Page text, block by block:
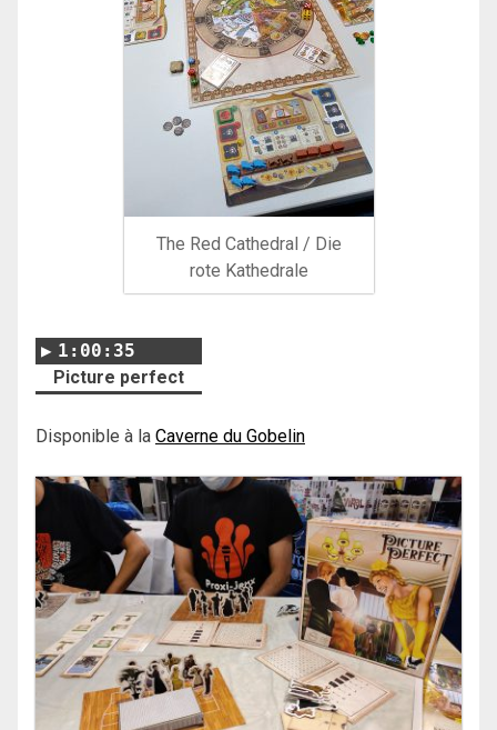
The Red Cathedral / Die
rote Kathedrale
1:00:35
Picture perfect
Disponible à la Caverne du Gobelin